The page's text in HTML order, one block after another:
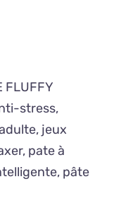
FLUFFY
stress,
, jeux
, pate à
, pâte